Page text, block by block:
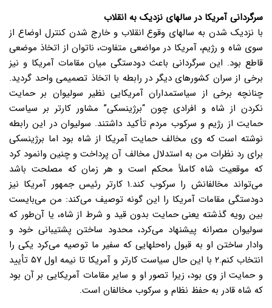
سرگردانی آمریکا در سالهای نزدیک به انقلاب
با نزدیک شدن به سالهای وقوع انقلاب و خارج شدن کنترل اوضاع از
سوی شاه و رژیم، آمریکا در مواضعی متفاوت، ناتوان از اتخاذ موضعی
قاطع بود. این سرگردانی باعث دودستگی میان مقامات آمریکا و نیز
برخی از سران کشورهای دیگر در رابطه با اتخاذ تصمیمی واحد گردید.
چنانچه برخی از سیاستمداران آمریکایی نظیر سولیوان بر حمایت
نکردن از شاه و افرادی چون “برژینسکی” مشاور کارتر بر سیاست
حمایت از رژیم و سرکوب مردم تأکید داشتند. سولیوان در این رابطه
نوشته است که وی مخالف حمایت آمریکا از شاه بود اما برژینسکی
برای رد نظرات من به استدلال مخالف آن پرداخت و چنین وانمود کرد
که موقعیت شاه کاملاً محکم است و هر زمان که مصلحت باشد
می‌تواند مخالفانش را سرکوب کند.۱ کارتر رئیس جمهور آمریکا نیز
دودستگی مقامات آمریکا را این گونه توصیف می‌کند: من می‌بایست
بین رویه گذشته یعنی حمایت بدون قید و شرط از شاه، یا آن‌طور که
سولیوان مصرانه پیشنهاد می‌کرد، محدود ساختن پشتیبانی خود و
وادار ساختن او به قبول راه‌حلهایی که سفیر ما توصیه می‌کرد یکی را
انتخاب کنم.۲ با این حال سیاست کارتر و آمریکا تا نیمه اول ۵۷ تأیید
و حمایت از وی بود، زیرا تصور او و سایر مقامات آمریکایی بر آن بود
که شاه قادر به حفظ نظام و سرکوب مخالفان است.